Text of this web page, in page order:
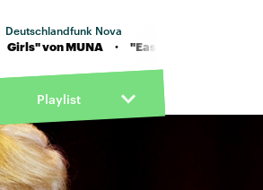
Deutschlandfunk Nova
· "Eastside Girls" von MUNA
Playlist